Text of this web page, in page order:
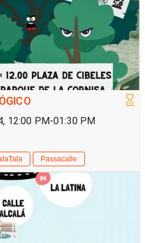
12:00 PM-01:30 PM
Passacalle